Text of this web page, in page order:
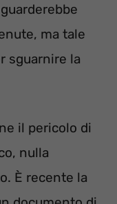
ma tale
sguarnire la
il pericolo di
nulla
È recente la